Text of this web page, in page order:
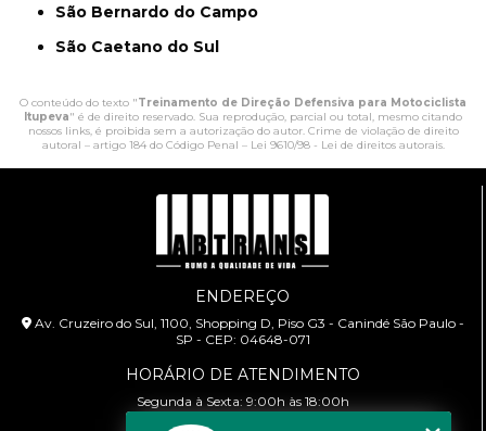
São Bernardo do Campo
São Caetano do Sul
O conteúdo do texto "Treinamento de Direção Defensiva para Motociclista
Itupeva" é de direito reservado. Sua reprodução, parcial ou total, mesmo citando
nossos links, é proibida sem a autorização do autor. Crime de violação de direito
autoral – artigo 184 do Código Penal – Lei 9610/98 - Lei de direitos autorais.
ENDEREÇO
Av. Cruzeiro do Sul, 1100, Shopping D, Piso G3 - Canindé São Paulo -
SP - CEP: 04648-071
HORÁRIO DE ATENDIMENTO
Segunda à Sexta: 9:00h às 18:00h